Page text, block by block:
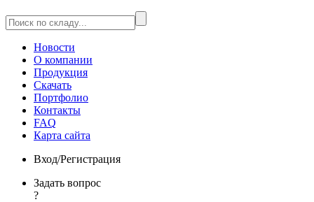
Новости
О компании
Продукция
Скачать
Портфолио
Контакты
FAQ
Карта сайта
Вход/Регистрация
Задать вопрос
?